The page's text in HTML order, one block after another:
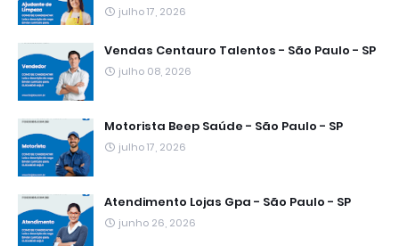
julho 17, 2026
Vendas Centauro Talentos - São Paulo - SP
julho 08, 2026
Motorista Beep Saúde - São Paulo - SP
julho 17, 2026
Atendimento Lojas Gpa - São Paulo - SP
junho 26, 2026